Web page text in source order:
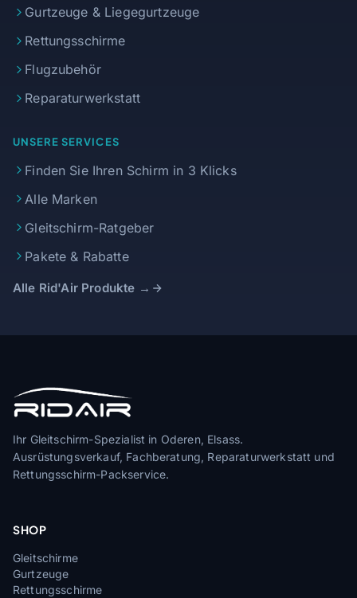
Gurtzeuge & Liegegurtzeuge
Rettungsschirme
Flugzubehör
Reparaturwerkstatt
UNSERE SERVICES
Finden Sie Ihren Schirm in 3 Klicks
Alle Marken
Gleitschirm-Ratgeber
Pakete & Rabatte
Alle Rid'Air Produkte →
Ihr Gleitschirm-Spezialist in Oderen, Elsass.
Ausrüstungsverkauf, Fachberatung, Reparaturwerkstatt und
Rettungsschirm-Packservice.
SHOP
Gleitschirme
Gurtzeuge
Rettungsschirme